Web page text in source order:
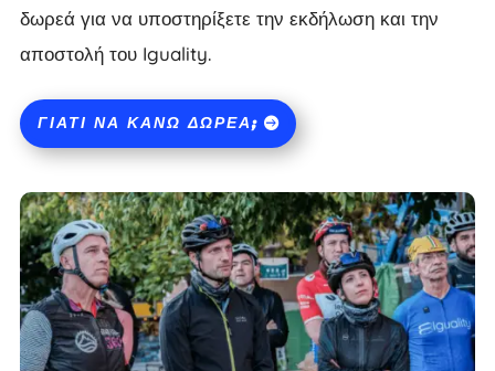
δωρεά για να υποστηρίξετε την εκδήλωση και την
αποστολή του Iguality.
ΓΙΑΤΊ ΝΑ ΚΆΝΩ ΔΩΡΕΆ;